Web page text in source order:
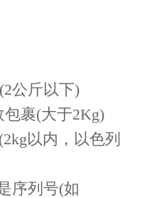
公斤以下)
裹(大于2Kg)
以内，以色列
序列号(如